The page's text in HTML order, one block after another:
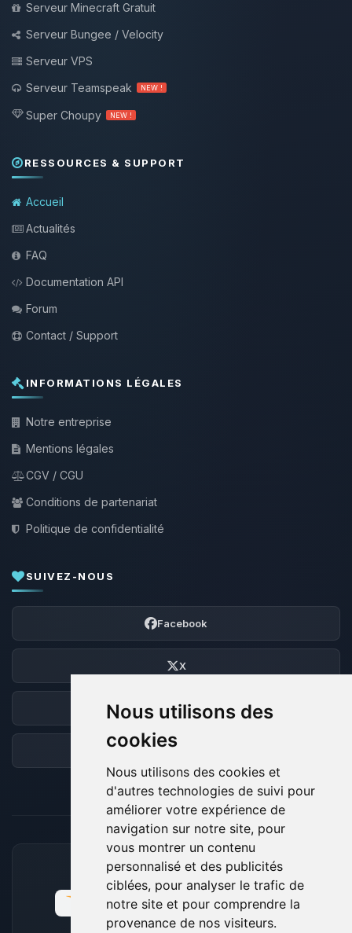
Nous utilisons des
cookies
Nous utilisons des cookies et
d'autres technologies de suivi pour
améliorer votre expérience de
navigation sur notre site, pour
vous montrer un contenu
personnalisé et des publicités
ciblées, pour analyser le trafic de
notre site et pour comprendre la
provenance de nos visiteurs.
Serveur Minecraft Gratuit
Serveur Bungee / Velocity
Serveur VPS
Serveur Teamspeak
NEW !
Super Choupy NEW !
RESSOURCES & SUPPORT
Accueil
Actualités
FAQ
Documentation API
Forum
Contact / Support
INFORMATIONS LÉGALES
Notre entreprise
Mentions légales
CGV / CGU
Conditions de partenariat
Politique de confidentialité
SUIVEZ-NOUS
Facebook
X
Discord
Forum
MOYENS DE PAIEMENT ACCEPTÉS